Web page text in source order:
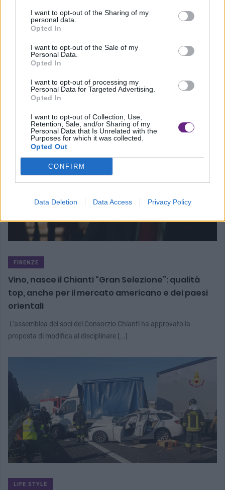
I want to opt-out of the Sharing of my
personal data.
Opted In
I want to opt-out of the Sale of my
Personal Data.
Opted In
I want to opt-out of processing my
Personal Data for Targeted Advertising.
Opted In
I want to opt-out of Collection, Use,
Retention, Sale, and/or Sharing of my
Personal Data that Is Unrelated with the
Purposes for which it was collected.
Opted Out
CONFIRM
Data Deletion Data Access Privacy Policy
CULTURA
Scandicci: festival Moving Stories
Al Teatro Studio ‘Mila Pieralli’ di Scandicci, con il festival Moving
Stories, diretto da [...]
FIRENZE
Vino, nasce il Chianti “Gran Selezione”: qualità
top, anche per il mercato americano e dei paesi
orientali
L’assemblea dei soci del Consorzio Chianti ha approvato la
proposta di modifica al disciplinare [...]
LIFE STYLE